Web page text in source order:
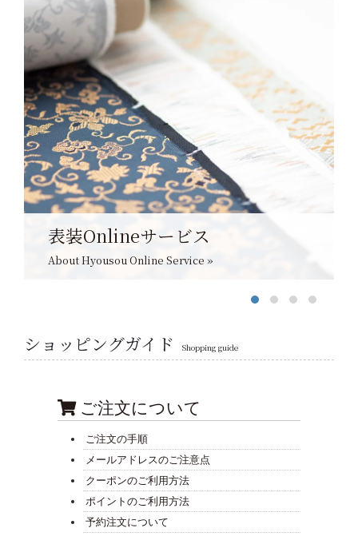
表装Onlineサービス
About Hyousou Online Service »
ショッピングガイド Shopping guide
ご注文について
ご注文の手順
メールアドレスのご注意点
クーポンのご利用方法
ポイントのご利用方法
予約注文について